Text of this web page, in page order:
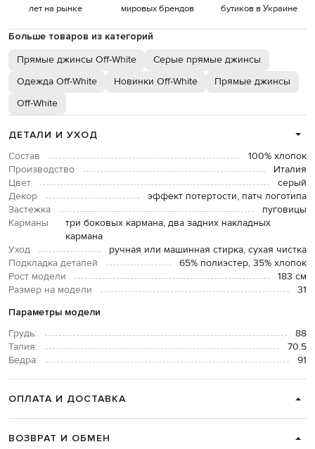
лет на рынке мировых брендов бутиков в Украине
Больше товаров из категорий
Прямые джинсы Off-White
Серые прямые джинсы
Одежда Off-White
Новинки Off-White
Прямые джинсы
Off-White
ДЕТАЛИ И УХОД
Состав
100% хлопок
Производство
Италия
Цвет
серый
Декор
эффект потертости, патч логотипа
Застежка
пуговицы
Карманы
три боковых кармана, два задних накладных
кармана
Уход
ручная или машинная стирка, сухая чистка
Подкладка деталей
65% полиэстер, 35% хлопок
Рост модели
183 см
Размер на модели
31
Параметры модели
Грудь:
88
Талия:
70.5
Бедра:
91
ОПЛАТА И ДОСТАВКА
ВОЗВРАТ И ОБМЕН